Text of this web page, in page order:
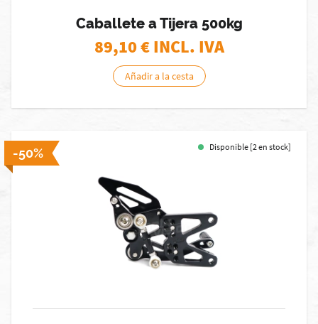
Caballete a Tijera 500kg
89,10€ INCL. IVA
Añadir a la cesta
-50% Disponible [2 en stock]